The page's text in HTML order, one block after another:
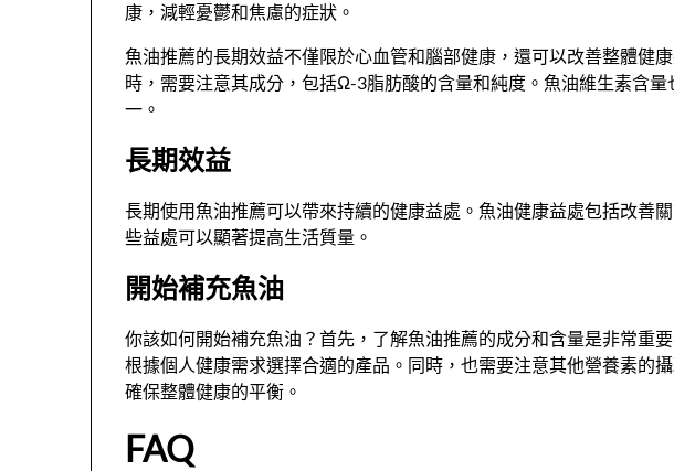
康，減輕憂鬱和焦慮的症狀。
魚油推薦的長期效益不僅限於心血管和腦部健康，還可以改善整體健
時，需要注意其成分，包括Ω-3脂肪酸的含量和純度。魚油維生素含量
一。
長期效益
長期使用魚油推薦可以帶來持續的健康益處。魚油健康益處包括改善
些益處可以顯著提高生活質量。
開始補充魚油
你該如何開始補充魚油？首先，了解魚油推薦的成分和含量是非常重
根據個人健康需求選擇合適的產品。同時，也需要注意其他營養素的
確保整體健康的平衡。
FAQ